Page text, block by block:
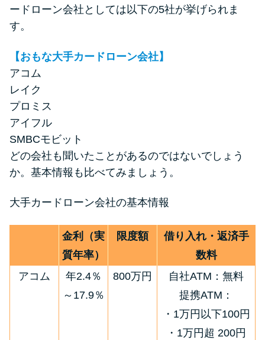
方法
プロミスの返済方法を徹底解
説！ もっとも便利でお得な返済
方法はどれ？
年収が低い＆他社借入があると
落ちる？バンクイックの口コミ
を分析
みずほ銀行カードローンの問い
合わせ先とシーン別の問い合わ
ードローン会社としては以下の5社が挙げられま
す。
【おもな大手カードローン会社】
アコム
レイク
プロミス
アイフル
SMBCモビット
どの会社も聞いたことがあるのではないでしょう
か。基本情報も比べてみましょう。
大手カードローン会社の基本情報
金利（実
質年率）
限度額
借り入れ・返済手
数料
アコム
年2.4％
～17.9％
800万円
自社ATM：無料
提携ATM：
・1万円以下100円
・1万円超 200円